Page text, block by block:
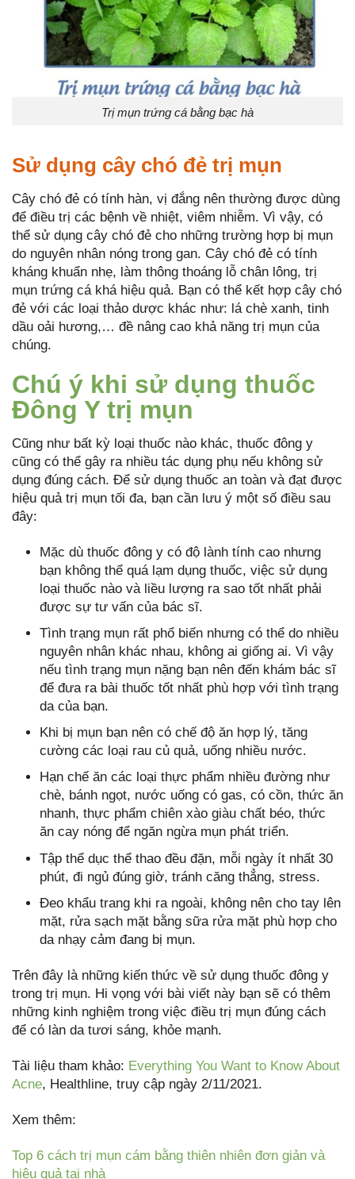
Trị mụn trứng cá bằng bạc hà
Sử dụng cây chó đẻ trị mụn
Cây chó đẻ có tính hàn, vị đắng nên thường được dùng
để điều trị các bệnh về nhiệt, viêm nhiễm. Vì vậy, có
thể sử dụng cây chó đẻ cho những trường hợp bị mụn
do nguyên nhân nóng trong gan. Cây chó đẻ có tính
kháng khuẩn nhẹ, làm thông thoáng lỗ chân lông, trị
mụn trứng cá khá hiệu quả. Bạn có thể kết hợp cây chó
đẻ với các loại thảo dược khác như: lá chè xanh, tinh
dầu oải hương,… đề nâng cao khả năng trị mụn của
chúng.
Chú ý khi sử dụng thuốc
Đông Y trị mụn
Cũng như bất kỳ loại thuốc nào khác, thuốc đông y
cũng có thể gây ra nhiều tác dụng phụ nếu không sử
dụng đúng cách. Để sử dụng thuốc an toàn và đạt được
hiệu quả trị mụn tối đa, bạn cần lưu ý một số điều sau
đây:
Mặc dù thuốc đông y có độ lành tính cao nhưng
bạn không thể quá lạm dụng thuốc, việc sử dụng
loại thuốc nào và liều lượng ra sao tốt nhất phải
được sự tư vấn của bác sĩ.
Tình trạng mụn rất phổ biến nhưng có thể do nhiều
nguyên nhân khác nhau, không ai giống ai. Vì vậy
nếu tình trạng mụn nặng bạn nên đến khám bác sĩ
để đưa ra bài thuốc tốt nhất phù hợp với tình trạng
da của bạn.
Khi bị mụn bạn nên có chế độ ăn hợp lý, tăng
cường các loại rau củ quả, uống nhiều nước.
Hạn chế ăn các loại thực phẩm nhiều đường như
chè, bánh ngọt, nước uống có gas, có cồn, thức ăn
nhanh, thực phẩm chiên xào giàu chất béo, thức
ăn cay nóng để ngăn ngừa mụn phát triển.
Tập thể dục thể thao đều đặn, mỗi ngày ít nhất 30
phút, đi ngủ đúng giờ, tránh căng thẳng, stress.
Đeo khẩu trang khi ra ngoài, không nên cho tay lên
mặt, rửa sạch mặt bằng sữa rửa mặt phù hợp cho
da nhạy cảm đang bị mụn.
Trên đây là những kiến thức về sử dụng thuốc đông y
trong trị mụn. Hi vọng với bài viết này bạn sẽ có thêm
những kinh nghiệm trong việc điều trị mụn đúng cách
để có làn da tươi sáng, khỏe mạnh.
Tài liệu tham khảo: Everything You Want to Know About
Acne, Healthline, truy cập ngày 2/11/2021.
Xem thêm:
Top 6 cách trị mụn cám bằng thiên nhiên đơn giản và
hiệu quả tại nhà